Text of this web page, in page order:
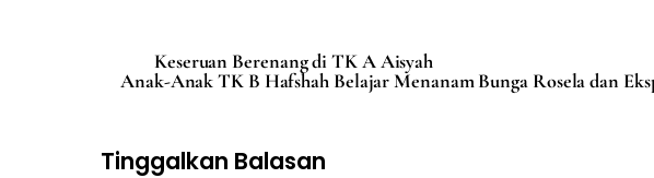
Keseruan Berenang di TK A Aisyah
Anak-Anak TK B Hafshah Belajar Menanam Bunga Rosela dan
Tinggalkan Balasan